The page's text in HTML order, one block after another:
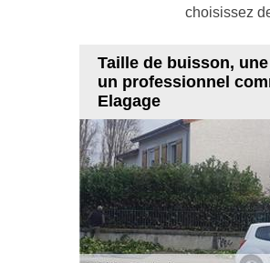
choisissez
Taille de buisson,
un professionnel
Elagage